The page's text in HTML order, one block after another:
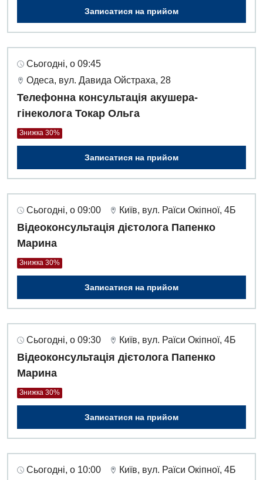
Записатися на прийом
Сьогодні, о 09:45
Одеса, вул. Давида Ойстраха, 28
Телефонна консультація акушера-
гінеколога Токар Ольга
Знижка 30%
Записатися на прийом
Сьогодні, о 09:00 Київ, вул. Раїси Окіпної, 4Б
Відеоконсультація дієтолога Папенко
Марина
Знижка 30%
Записатися на прийом
Сьогодні, о 09:30 Київ, вул. Раїси Окіпної, 4Б
Відеоконсультація дієтолога Папенко
Марина
Знижка 30%
Записатися на прийом
Сьогодні, о 10:00 Київ, вул. Раїси Окіпної, 4Б